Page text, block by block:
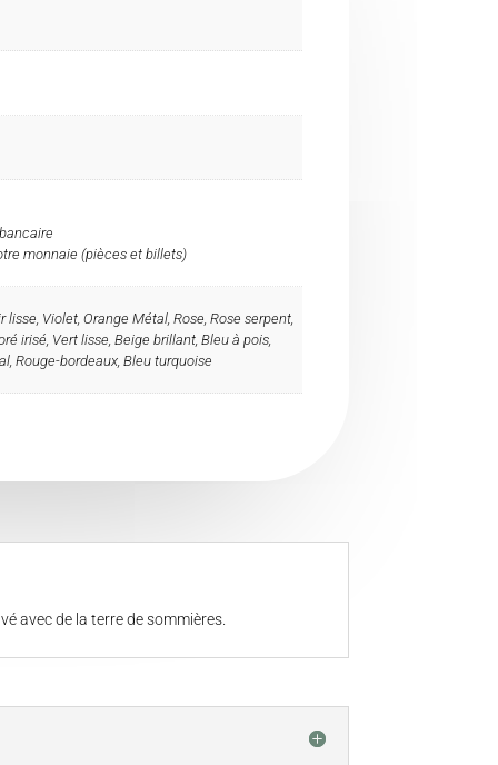
monnaie (pièces et billets)
lisse, Violet, Orange Métal, Rose, Rose serpent,
irisé, Vert lisse, Beige brillant, Bleu à pois,
Rouge-bordeaux, Bleu turquoise
avec de la terre de sommières.